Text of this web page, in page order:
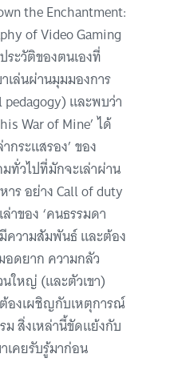
the Enchantment:
of Video Gaming
ระวัติของตนเองที่
เล่นผ่านมุมมองการ
และพบว่า
War of Mine’ ได้
กระแสรอง’ ของ
ทั่วไปที่มักจะเล่าผ่าน
ร อย่าง Call of duty
าของ ‘คนธรรมดา
วามสัมพันธ์ และต้อง
ดยาก ความกลัว
ใหญ่ (และตัวเขา)
องเผชิญกับเหตุการณ์
สิ่งเหล่านี้ขัดแย้งกับ
เคยรับรู้มาก่อน